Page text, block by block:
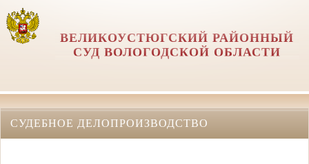
ВЕЛИКОУСТЮГСКИЙ РАЙОННЫЙ
СУД ВОЛОГОДСКОЙ ОБЛАСТИ
СУДЕБНОЕ ДЕЛОПРОИЗВОДСТВО